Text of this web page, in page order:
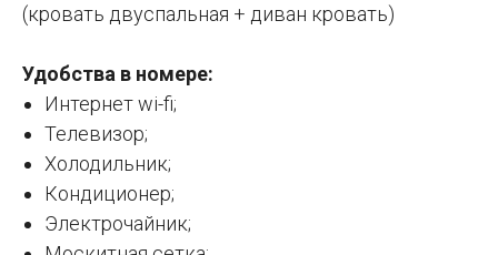
(кровать двуспальная + диван кровать)
Удобства в номере:
Интернет wi-fi;
Телевизор;
Холодильник;
Кондиционер;
Электрочайник;